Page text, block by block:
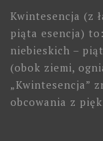
Kwintesencja (z
piąta esencja)
niebieskich –
(obok ziemi,
„Kwintesencja”
obcowania z